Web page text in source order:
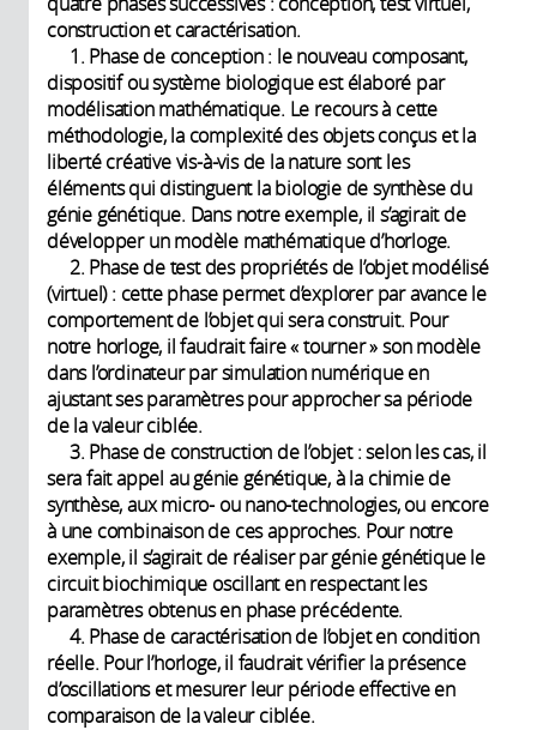
construction et caractérisation.
1. Phase de conception : le nouveau composant,
dispositif ou système biologique est élaboré par
modélisation mathématique. Le recours à cette
méthodologie, la complexité des objets conçus et la
liberté créative vis-à-vis de la nature sont les
éléments qui distinguent la biologie de synthèse du
génie génétique. Dans notre exemple, il s’agirait de
développer un modèle mathématique d’horloge.
2. Phase de test des propriétés de l’objet modélisé
(virtuel) : cette phase permet d’explorer par avance le
comportement de l’objet qui sera construit. Pour
notre horloge, il faudrait faire « tourner » son modèle
dans l’ordinateur par simulation numérique en
ajustant ses paramètres pour approcher sa période
de la valeur ciblée.
3. Phase de construction de l’objet : selon les cas, il
sera fait appel au génie génétique, à la chimie de
synthèse, aux micro- ou nano-technologies, ou encore
à une combinaison de ces approches. Pour notre
exemple, il s’agirait de réaliser par génie génétique le
circuit biochimique oscillant en respectant les
paramètres obtenus en phase précédente.
4. Phase de caractérisation de l’objet en condition
réelle. Pour l’horloge, il faudrait vérifier la présence
d’oscillations et mesurer leur période effective en
comparaison de la valeur ciblée.